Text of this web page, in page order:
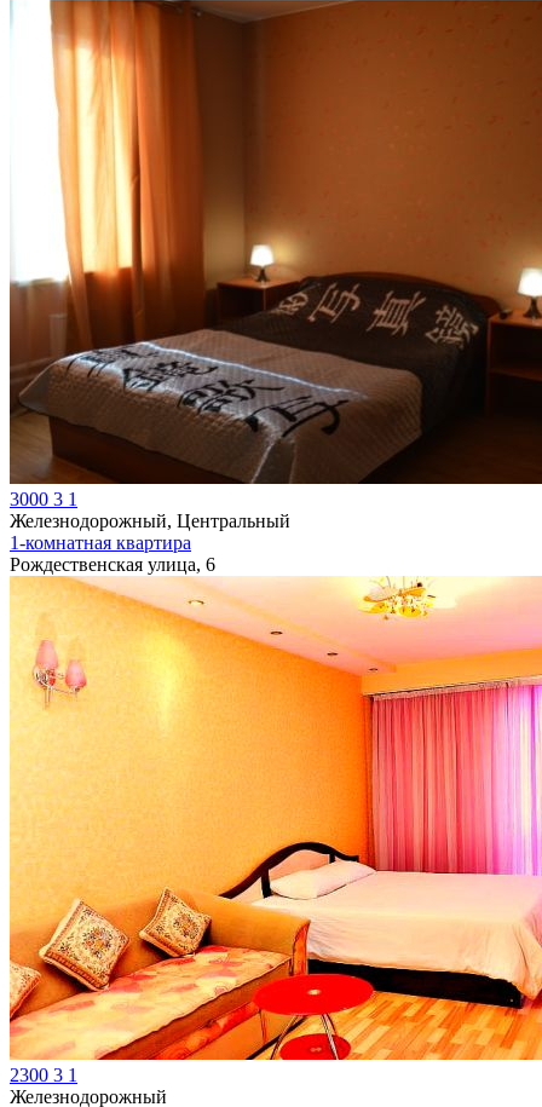
3000 3 1
Железнодорожный, Центральный
1-комнатная квартира
Рождественская улица, 6
2300 3 1
Железнодорожный